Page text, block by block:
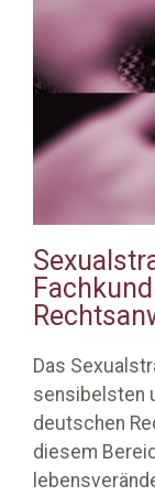
Das
sensibelsten
deutschen
diesem